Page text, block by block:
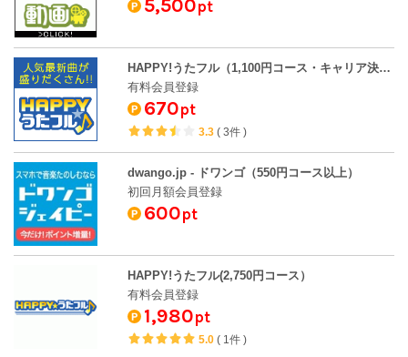
5,500pt
HAPPY!うたフル（1,100円コース・キャリア決済）
有料会員登録
670pt
3.3(3件 )
dwango.jp - ドワンゴ（550円コース以上）
初回月額会員登録
600pt
HAPPY!うたフル(2,750円コース）
有料会員登録
1,980pt
5.0( 1件 )